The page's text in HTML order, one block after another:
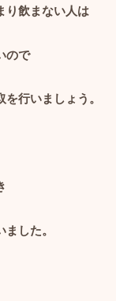
り飲まない人は
ので
行いましょう。
した。